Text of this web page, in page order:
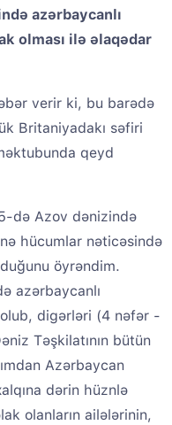
azərbaycanlı
olması ilə əlaqədar
verir ki, bu barədə
Britaniyadakı səfiri
qeyd
də Azov dənizində
hücumlar nəticəsində
öyrəndim.
azərbaycanlı
digərləri (4 nəfər -
Təşkilatının bütün
Azərbaycan
dərin hüznlə
olanların ailələrinin,